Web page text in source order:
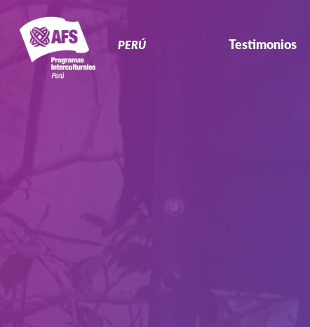
PERÚ Testimonios